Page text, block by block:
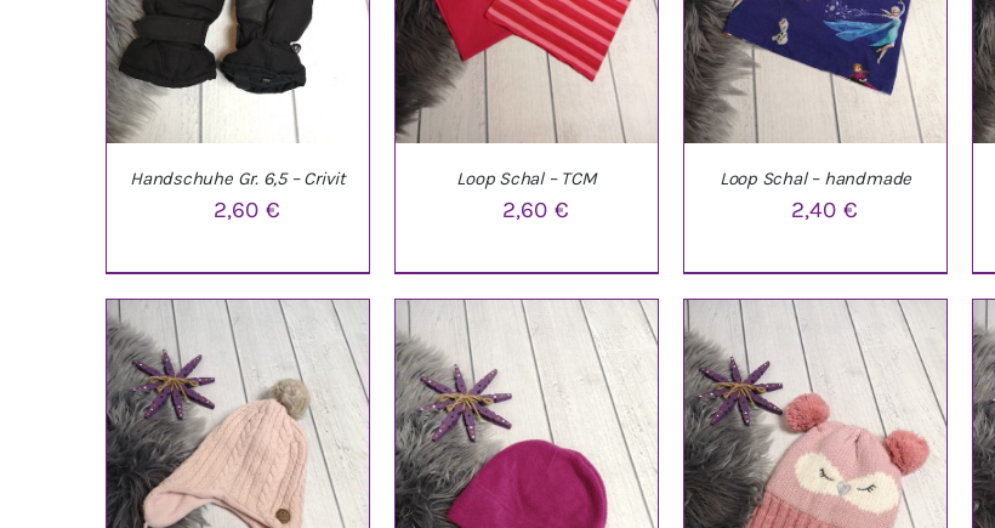
IN DEN WARENKORB
DETAILS
Handschuhe Gr. 6,5 – Crivit
2,60€
IN DEN WARENKORB
DETAILS
Loop Schal – TCM
2,60€
IN DEN WARENKORB
DETAILS
Loop Schal – handmade
2,40€